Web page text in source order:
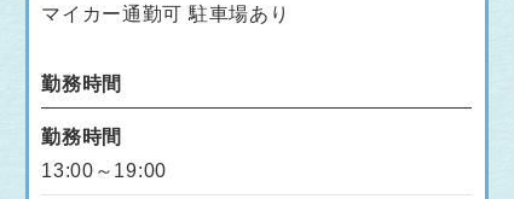
マイカー通勤可 駐車場あり
勤務時間
勤務時間
13:00～19:00